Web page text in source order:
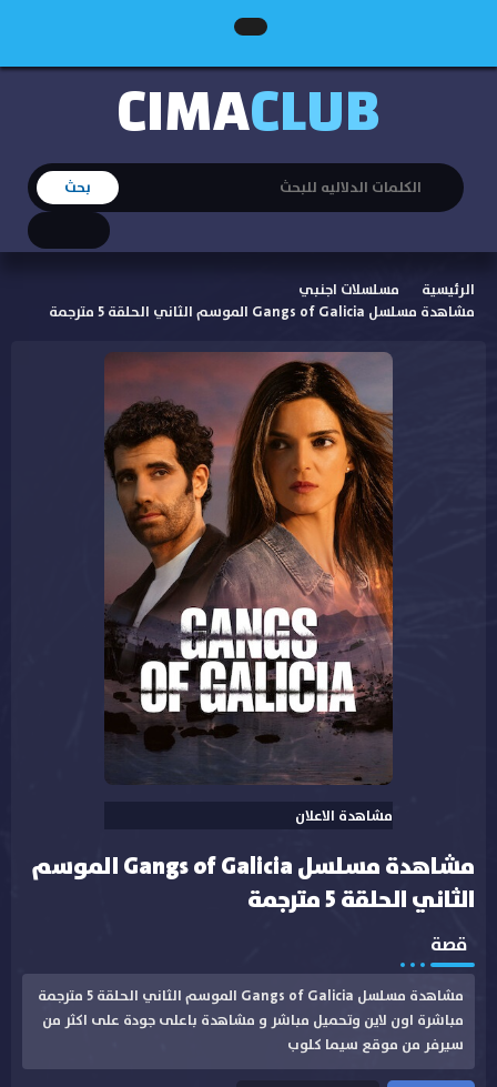
CIMACLUB
الرئيسية
مسلسلات اجنبي
مشاهدة مسلسل Gangs of Galicia الموسم الثاني الحلقة 5 مترجمة
مشاهدة الاعلان
مشاهدة مسلسل Gangs of Galicia الموسم
الثاني الحلقة 5 مترجمة
قصة
مشاهدة مسلسل Gangs of Galicia الموسم الثاني الحلقة 5 مترجمة
مباشرة اون لاين وتحميل مباشر و مشاهدة باعلى جودة على اكثر من
سيرفر من موقع سيما كلوب